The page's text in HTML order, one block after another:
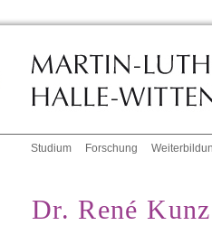
Studium Forschung
Dr. René